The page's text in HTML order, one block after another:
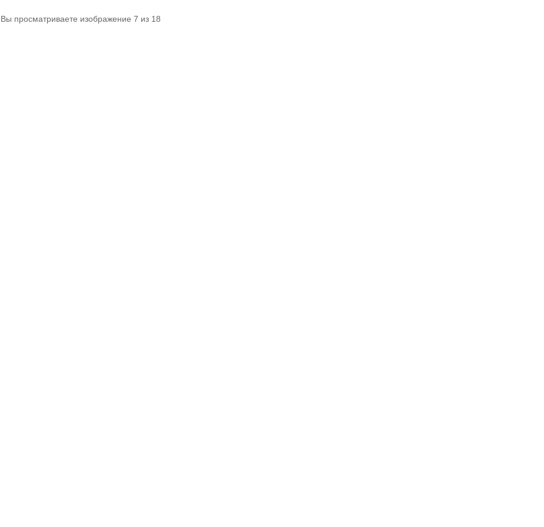
. Вы просматриваете изображение 7 из 18